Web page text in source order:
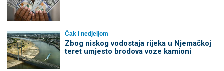
Čak i nedjeljom
Zbog niskog vodostaja rijeka u Njemačkoj
teret umjesto brodova voze kamioni